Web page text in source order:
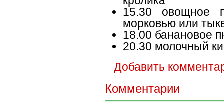
15.30 овощное
морковью или
18.00 банановое
20.30 молочный
Добавить
Комментарии